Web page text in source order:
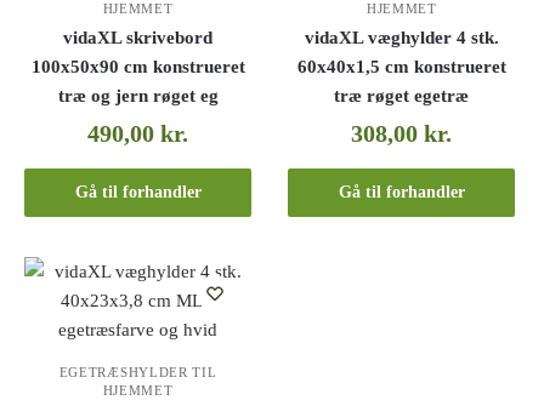
HJEMMET
vidaXL skrivebord
100x50x90 cm konstrueret
træ og jern røget eg
490,00kr.
Gå til forhandler
HJEMMET
vidaXL væghylder 4 stk.
60x40x1,5 cm konstrueret
træ røget egetræ
308,00kr.
Gå til forhandler
EGETRÆSHYLDER TIL
HJEMMET